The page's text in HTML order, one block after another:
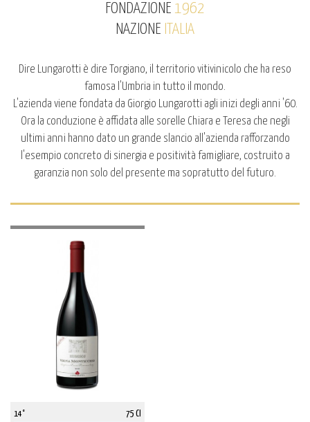
FONDAZIONE 1962
NAZIONE
ITALIA
Dire Lungarotti è dire
Torgiano, il territorio vitivinicolo che ha reso
famosa l'Umbria in tutto il mondo.
L'azienda viene fondata da Giorgio Lungarotti agli inizi degli anni '60.
Ora la conduzione è affidata alle sorelle Chiara e Teresa che negli
ultimi anni hanno dato un grande slancio all'azienda rafforzando
l'esempio concreto di sinergia e positività famigliare, costruito a
garanzia non solo del presente ma sopratutto del futuro.
14° 75 Cl